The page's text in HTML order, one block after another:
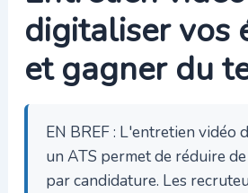
digitaliser vos
et gagner du
EN BREF : L'entretien vidéo
un ATS permet de réduire
par candidature. Les